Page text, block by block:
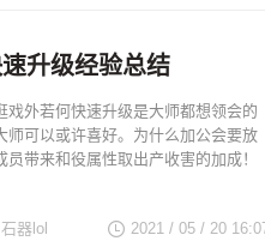
升级经验总结
外若何快速升级是大师都想领会的
可以或许喜好。为什么加公会要放
带来和役属性取出产收害的加成！
2021 / 05 / 20
石器lol